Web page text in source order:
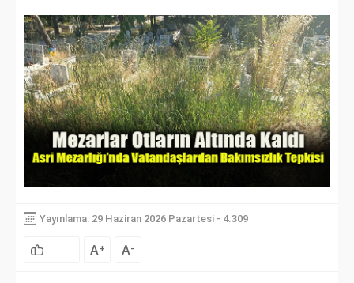
Yayınlama: 29 Haziran 2026 Pazartesi - 4.309
A+ A-